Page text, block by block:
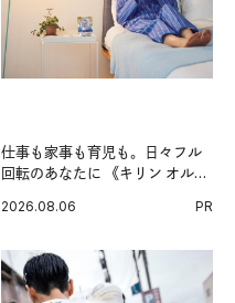
仕事も家事も育児も。日々フル
回転のあなたに 《キリン オルニ
2026.08.06 PR